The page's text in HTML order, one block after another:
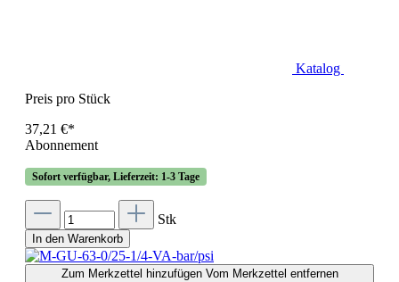
Katalog
Preis pro Stück
37,21 €*
Abonnement
Sofort verfügbar, Lieferzeit: 1-3 Tage
Stk
In den Warenkorb
Zum Merkzettel hinzufügen Vom Merkzettel entfernen